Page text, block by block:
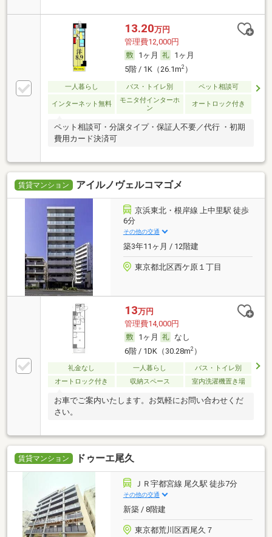
13.20万円
管理費12,000円
1ヶ月
1ヶ月
5階 / 1K（26.1m2）
一人暮らし バス・トイレ別 ペット相談可
インターネット無料
モニタ付インターホ
ン
オートロック付き
ペット相談可・分譲タイプ・保証人不要／代行 ・初期
費用カード決済可
賃貸マンション アイルノヴェルコマゴメ
京浜東北・根岸線 上中里駅 徒歩
6分
その他の交通
築3年11ヶ月 / 12階建
東京都北区西ケ原１丁目
13万円
管理費14,000円
1ヶ月
なし
6階 / 1DK（30.28m2）
礼金なし 一人暮らし
バス・トイレ別
オートロック付き
収納スペース 室内洗濯機置き場
お車でご案内いたします。お気軽にお問い合わせくだ
さい。
賃貸マンション ドゥーエ尾久
ＪＲ宇都宮線 尾久駅 徒歩7分
その他の交通
新築 / 8階建
東京都荒川区西尾久７